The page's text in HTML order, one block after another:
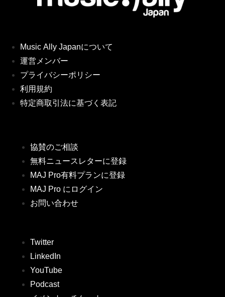
Music Ally Japanについて
運営メンバー
プライバシーポリシー
利用規約
特定商取引法に基づく表記
協賛のご相談
無料ニュースレターに登録
MAJ Pro有料プランに登録
MAJ Pro にログイン
お問い合わせ
Twitter
LinkedIn
YouTube
Podcast